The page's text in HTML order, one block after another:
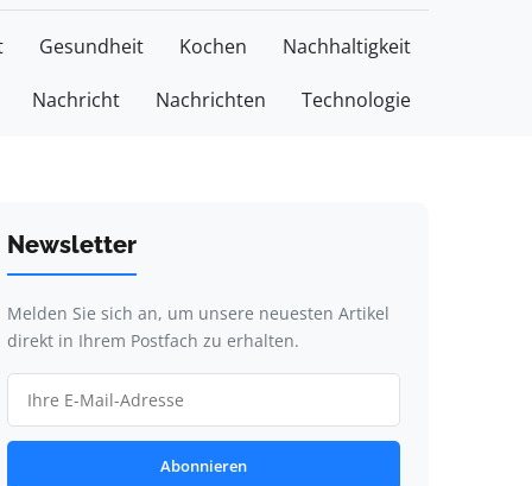
Gesundheit Kochen Nachhaltigkeit
Nachricht Nachrichten Technologie
Newsletter
Melden Sie sich an, um unsere neuesten Artikel
direkt in Ihrem Postfach zu erhalten.
Abonnieren